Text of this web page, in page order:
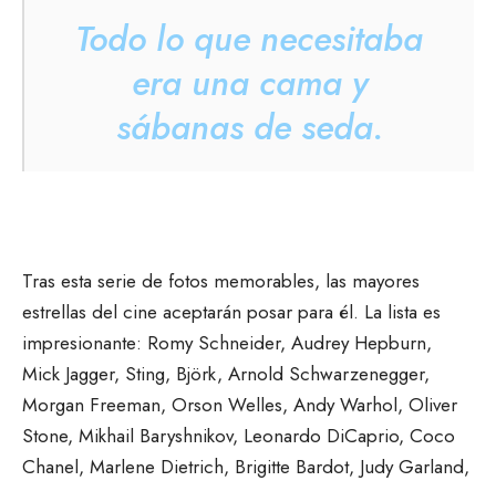
Todo lo que necesitaba
era una cama y
sábanas de seda.
Tras esta serie de fotos memorables, las mayores
estrellas del cine aceptarán posar para él. La lista es
impresionante: Romy Schneider, Audrey Hepburn,
Mick Jagger, Sting, Björk, Arnold Schwarzenegger,
Morgan Freeman, Orson Welles, Andy Warhol, Oliver
Stone, Mikhail Baryshnikov, Leonardo DiCaprio, Coco
Chanel, Marlene Dietrich, Brigitte Bardot, Judy Garland,